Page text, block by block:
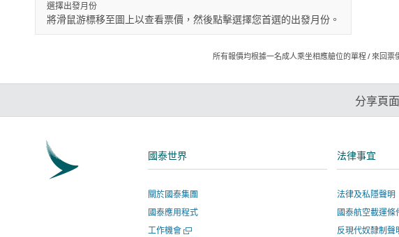
選擇出發月份
將滑鼠游標移至圖上以查看票價，然後點擊選擇您首選的出發月份。
所有報價均根據一名成人乘坐相應艙位的單程 / 來回
分享頁面
國泰世界
關於國泰集團
國泰應用程式
工作機會開
法律事宜
法律及私隱聲明
國泰航空載運條
反現代奴隸制聲